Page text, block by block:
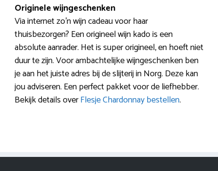
Originele wijngeschenken
Via internet zo’n wijn cadeau voor haar
thuisbezorgen? Een origineel wijn kado is een
absolute aanrader. Het is super origineel, en hoeft niet
duur te zijn. Voor ambachtelijke wijngeschenken ben
je aan het juiste adres bij de slijterij in Norg. Deze kan
jou adviseren. Een perfect pakket voor de liefhebber.
Bekijk details overFlesje Chardonnay bestellen.